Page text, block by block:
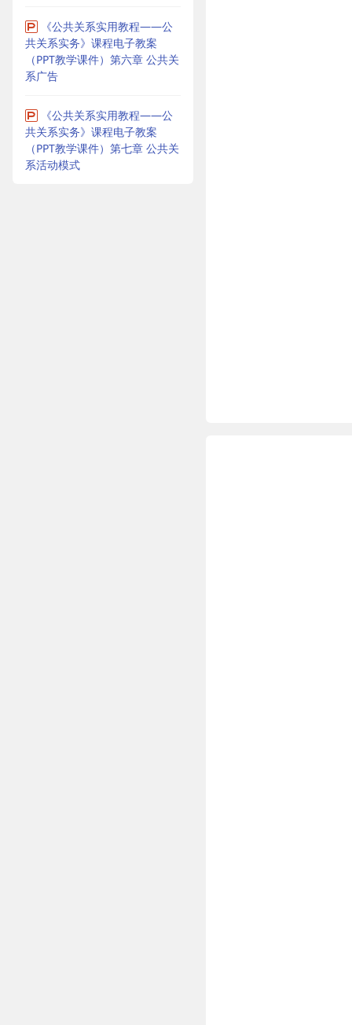
《公共关系实用教程——公
共关系实务》课程电子教案
（PPT教学课件）第六章 公共关
系广告
《公共关系实用教程——公
共关系实务》课程电子教案
（PPT教学课件）第七章 公共关
系活动模式